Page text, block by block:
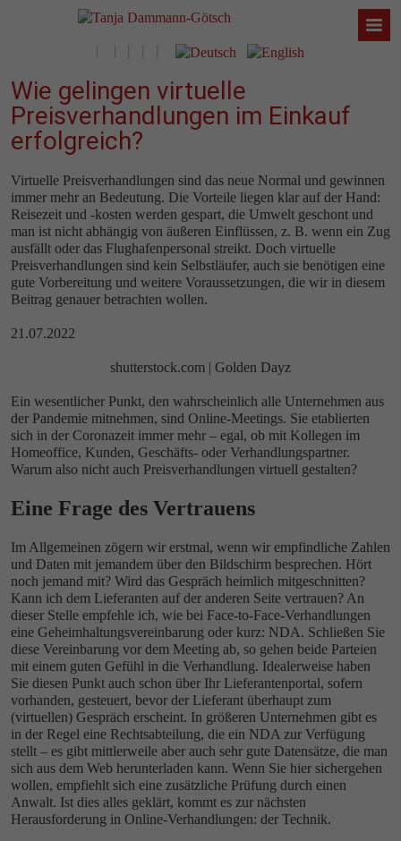
Wie gelingen virtuelle
Preisverhandlungen im Einkauf
erfolgreich?
Virtuelle Preisverhandlungen sind das neue Normal und gewinnen
immer mehr an Bedeutung. Die Vorteile liegen klar auf der Hand:
Reisezeit und -kosten werden gespart, die Umwelt geschont und
man ist nicht abhängig von äußeren Einflüssen, z. B. wenn ein Zug
ausfällt oder das Flughafenpersonal streikt. Doch virtuelle
Preisverhandlungen sind kein Selbstläufer, auch sie benötigen eine
gute Vorbereitung und weitere Voraussetzungen, die wir in diesem
Beitrag genauer betrachten wollen.
21.07.2022
shutterstock.com | Golden Dayz
Ein wesentlicher Punkt, den wahrscheinlich alle Unternehmen aus
der Pandemie mitnehmen, sind Online-Meetings. Sie etablierten
sich in der Coronazeit immer mehr – egal, ob mit Kollegen im
Homeoffice, Kunden, Geschäfts- oder Verhandlungspartner.
Warum also nicht auch Preisverhandlungen virtuell gestalten?
Eine Frage des Vertrauens
Im Allgemeinen zögern wir erstmal, wenn wir empfindliche Zahlen
und Daten mit jemandem über den Bildschirm besprechen. Hört
noch jemand mit? Wird das Gespräch heimlich mitgeschnitten?
Kann ich dem Lieferanten auf der anderen Seite vertrauen? An
dieser Stelle empfehle ich, wie bei Face-to-Face-Verhandlungen
eine Geheimhaltungsvereinbarung oder kurz: NDA. Schließen Sie
diese Vereinbarung vor dem Meeting ab, so gehen beide Parteien
mit einem guten Gefühl in die Verhandlung. Idealerweise haben
Sie diesen Punkt auch schon über Ihr Lieferantenportal, sofern
vorhanden, gesteuert, bevor der Lieferant überhaupt zum
(virtuellen) Gespräch erscheint. In größeren Unternehmen gibt es
in der Regel eine Rechtsabteilung, die ein NDA zur Verfügung
stellt – es gibt mittlerweile aber auch sehr gute Datensätze, die man
sich aus dem Web herunterladen kann. Wenn Sie hier sichergehen
wollen, empfiehlt sich eine zusätzliche Prüfung durch einen
Anwalt. Ist dies alles geklärt, kommt es zur nächsten
Herausforderung in Online-Verhandlungen: der Technik.